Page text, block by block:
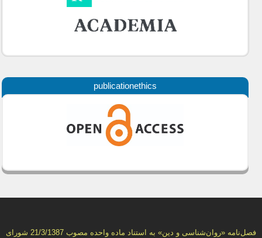
publicationethics
فصل‌نامه «روان‌شناسی و دين» به استناد ماده واحده مصوب 21/3/1387 شورای